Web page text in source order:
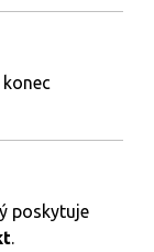
poskytuje
.